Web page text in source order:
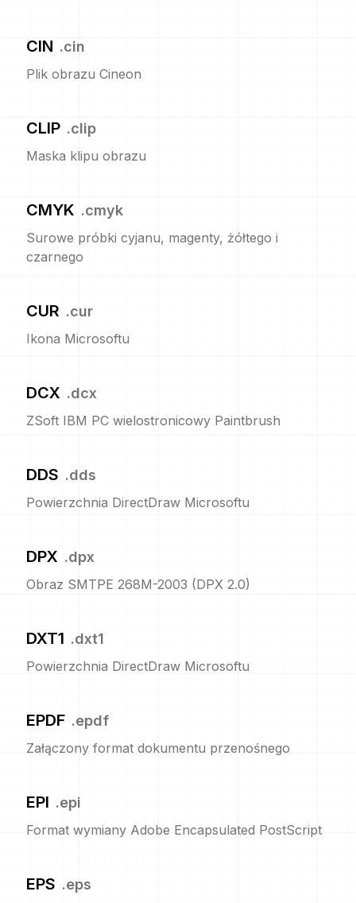
CIN .cin
Plik obrazu Cineon
CLIP .clip
Maska klipu obrazu
CMYK .cmyk
Surowe próbki cyjanu, magenty, żółtego i
czarnego
CUR .cur
Ikona Microsoftu
DCX .dcx
ZSoft IBM PC wielostronicowy Paintbrush
DDS .dds
Powierzchnia DirectDraw Microsoftu
DPX .dpx
Obraz SMTPE 268M-2003 (DPX 2.0)
DXT1 .dxt1
Powierzchnia DirectDraw Microsoftu
EPDF .epdf
Załączony format dokumentu przenośnego
EPI .epi
Format wymiany Adobe Encapsulated PostScript
EPS .eps